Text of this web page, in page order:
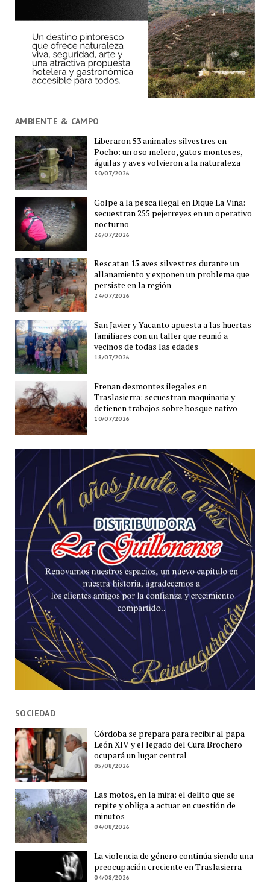
AMBIENTE & CAMPO
Liberaron 53 animales silvestres en
Pocho: un oso melero, gatos monteses,
águilas y aves volvieron a la naturaleza
30/07/2026
Golpe a la pesca ilegal en Dique La Viña:
secuestran 255 pejerreyes en un operativo
nocturno
26/07/2026
Rescatan 15 aves silvestres durante un
allanamiento y exponen un problema que
persiste en la región
24/07/2026
San Javier y Yacanto apuesta a las huertas
familiares con un taller que reunió a
vecinos de todas las edades
18/07/2026
Frenan desmontes ilegales en
Traslasierra: secuestran maquinaria y
detienen trabajos sobre bosque nativo
10/07/2026
SOCIEDAD
Córdoba se prepara para recibir al papa
León XIV y el legado del Cura Brochero
ocupará un lugar central
05/08/2026
Las motos, en la mira: el delito que se
repite y obliga a actuar en cuestión de
minutos
04/08/2026
La violencia de género continúa siendo una
preocupación creciente en Traslasierra
04/08/2026